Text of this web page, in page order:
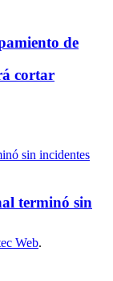
de
cortar
terminó sin
Web.